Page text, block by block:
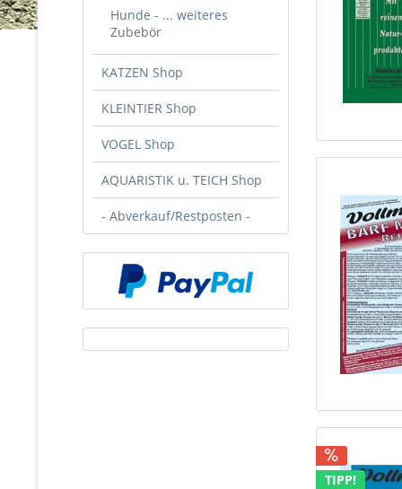
Hunde - ... weiteres
Zubebör
KATZEN Shop
KLEINTIER Shop
VOGEL Shop
AQUARISTIK u. TEICH Shop
- Abverkauf/Restposten -
TIPP!